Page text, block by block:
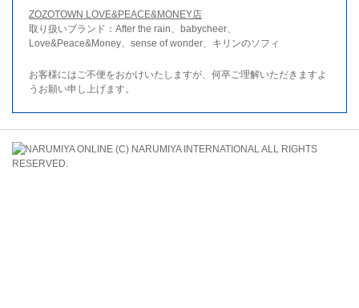
ZOZOTOWN LOVE&PEACE&MONEY店
取り扱いブランド：After the rain、babycheer、
Love&Peace&Money、sense of wonder、キリンのソフィ
お客様にはご不便をおかけいたしますが、何卒ご理解いただきますよ
うお願い申し上げます。